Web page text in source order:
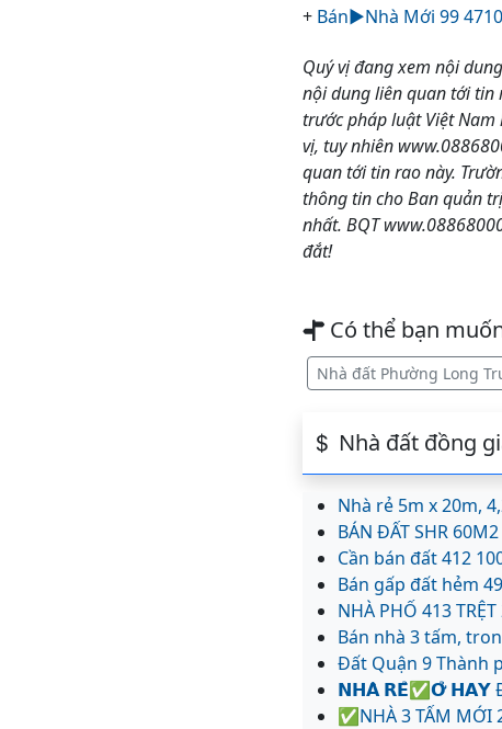
+ Bán▶️Nhà Mới 99
Quý vị đang xem nội
nội dung liên quan tới
trước pháp luật Việt
vị, tuy nhiên
quan tới tin rao này.
thông tin cho Ban quản
nhất. BQT
đắt!
Có thể bạn
Nhà đất Phường Long
Nhà đất đồng
Nhà rẻ 5m x 20m,
BÁN ĐẤT SHR
Cần bán đất 412
Bán gấp đất hẻm
NHÀ PHỐ 413
Bán nhà 3 tấm,
Đất Quận 9 Thành
𝗡𝗛𝗔̀ 𝗥𝗘̉✅𝗢̛̉ 𝗛𝗔𝗬
✅NHÀ 3 TẤM MỚI